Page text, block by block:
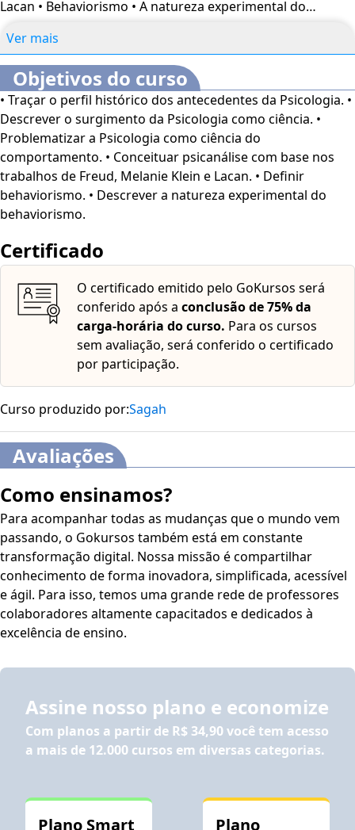
Lacan • Behaviorismo • A natureza experimental do
Ver mais
Objetivos do curso
• Traçar o perfil histórico dos antecedentes da Psicologia. •
Descrever o surgimento da Psicologia como ciência. •
Problematizar a Psicologia como ciência do
comportamento. • Conceituar psicanálise com base nos
trabalhos de Freud, Melanie Klein e Lacan. • Definir
behaviorismo. • Descrever a natureza experimental do
behaviorismo.
Certificado
O certificado emitido pelo GoKursos será
conferido após a conclusão de 75% da
carga-horária do curso. Para os cursos
sem avaliação, será conferido o certificado
por participação.
Curso produzido por:Sagah
Avaliações
Como ensinamos?
Para acompanhar todas as mudanças que o mundo vem
passando, o Gokursos também está em constante
transformação digital. Nossa missão é compartilhar
conhecimento de forma inovadora, simplificada, acessível
e ágil. Para isso, temos uma grande rede de professores
colaboradores altamente capacitados e dedicados à
excelência de ensino.
Assine nosso plano e economize
Com planos a partir de R$ 34,90você tem acesso
a mais de 12.000 cursos em diversas categorias.
Plano Smart
Plano